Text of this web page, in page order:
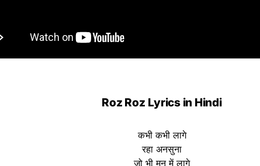
Roz Roz Lyrics in Hindi
कभी कभी लागे
रहा अनसुना
जो भी मन में लागे